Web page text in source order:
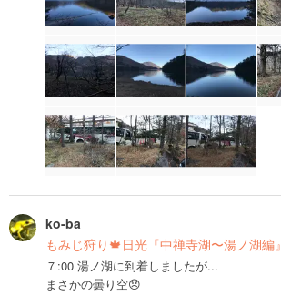
ko-ba
もみじ狩り🍁日光『中禅寺湖〜湯ノ湖編』
７:00 湯ノ湖に到着しましたが...
まさかの曇り空😞